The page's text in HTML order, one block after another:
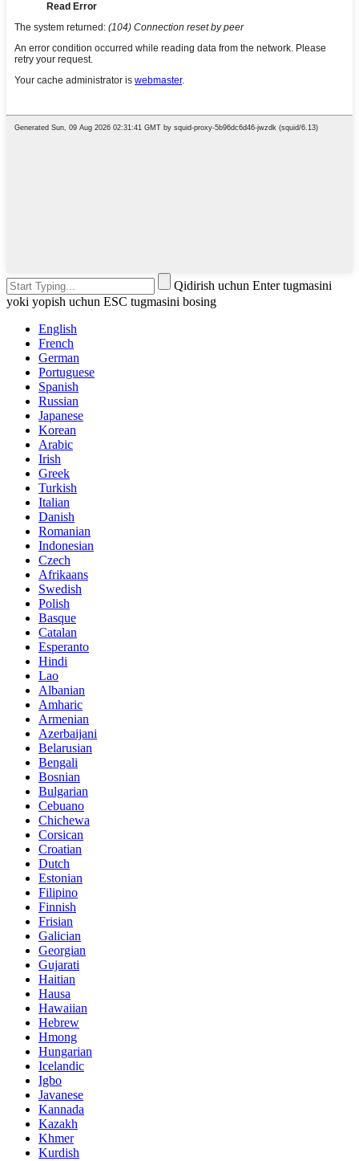
Qidirish uchun Enter tugmasini
yoki yopish uchun ESC tugmasini bosing
English
French
German
Portuguese
Spanish
Russian
Japanese
Korean
Arabic
Irish
Greek
Turkish
Italian
Danish
Romanian
Indonesian
Czech
Afrikaans
Swedish
Polish
Basque
Catalan
Esperanto
Hindi
Lao
Albanian
Amharic
Armenian
Azerbaijani
Belarusian
Bengali
Bosnian
Bulgarian
Cebuano
Chichewa
Corsican
Croatian
Dutch
Estonian
Filipino
Finnish
Frisian
Galician
Georgian
Gujarati
Haitian
Hausa
Hawaiian
Hebrew
Hmong
Hungarian
Icelandic
Igbo
Javanese
Kannada
Kazakh
Khmer
Kurdish